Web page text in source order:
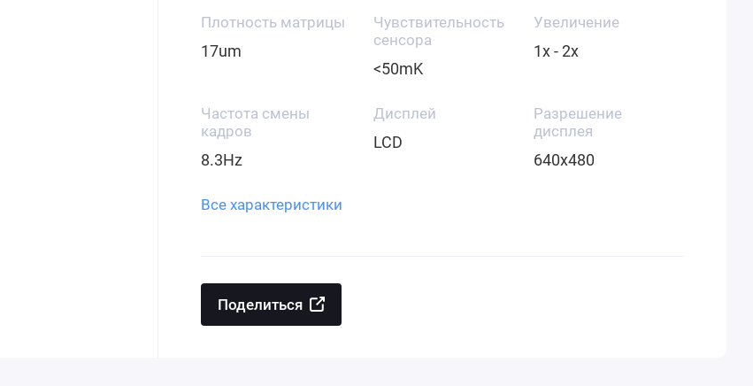
Плотность матрицы
17um
Чувствительность
сенсора
<50mK
Увеличение
1x - 2x
Частота смены
кадров
8.3Hz
Дисплей
LCD
Разрешение
дисплея
640x480
Все характеристики
Поделиться